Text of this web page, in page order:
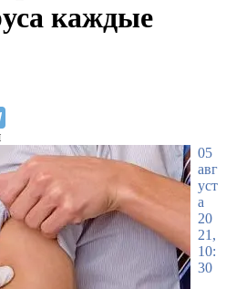
каждые
05
авг
уст
а
20
21,
10:
30